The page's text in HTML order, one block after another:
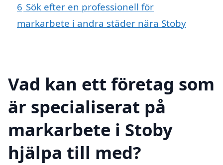
6 Sök efter en professionell för
markarbete i andra städer nära Stoby
Vad kan ett företag som
är specialiserat på
markarbete i Stoby
hjälpa till med?